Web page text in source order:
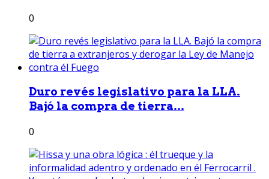
0
Duro revés legislativo para la LLA.
Bajó la compra de tierra...
0